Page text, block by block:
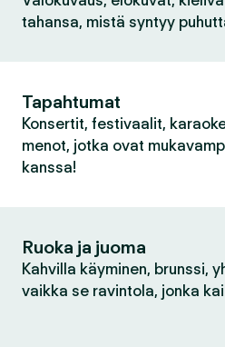
tahansa, mistä syntyy
Tapahtumat
Konsertit, festivaalit,
menot, jotka ovat
kanssa!
Ruoka ja juoma
Kahvilla käyminen, brunssi,
vaikka se ravintola, jonka